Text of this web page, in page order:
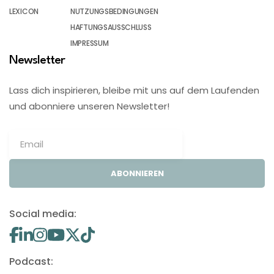
LEXICON
NUTZUNGSBEDINGUNGEN
HAFTUNGSAUSSCHLUSS
IMPRESSUM
Newsletter
Lass dich inspirieren, bleibe mit uns auf dem Laufenden
und abonniere unseren Newsletter!
ABONNIEREN
Social media:
Podcast: